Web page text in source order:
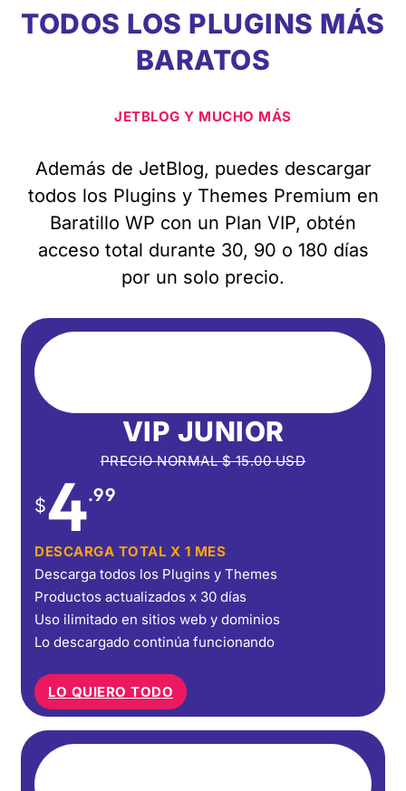
TODOS LOS PLUGINS MÁS
BARATOS
JETBLOG Y MUCHO MÁS
Además de JetBlog, puedes descargar
todos los Plugins y Themes Premium en
Baratillo WP con un Plan VIP, obtén
acceso total durante 30, 90 o 180 días
por un solo precio.
VIP JUNIOR
PRECIO NORMAL$15.00USD
$4.99
DESCARGA TOTAL X 1 MES
Descarga todos los Plugins y Themes
Productos actualizados x 30 días
Uso ilimitado en sitios web y dominios
Lo descargado continúa funcionando
LO QUIERO TODO